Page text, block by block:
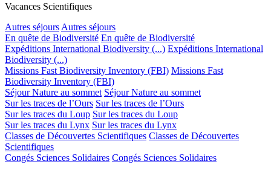
Vacances Scientifiques
Autres séjours Autres séjours
En quête de Biodiversité En quête de Biodiversité
Expéditions International Biodiversity (...) Expéditions International
Biodiversity (...)
Missions Fast Biodiversity Inventory (FBI) Missions Fast
Biodiversity Inventory (FBI)
Séjour Nature au sommet Séjour Nature au sommet
Sur les traces de l’Ours Sur les traces de l’Ours
Sur les traces du Loup Sur les traces du Loup
Sur les traces du Lynx Sur les traces du Lynx
Classes de Découvertes Scientifiques Classes de Découvertes
Scientifiques
Congés Sciences Solidaires Congés Sciences Solidaires